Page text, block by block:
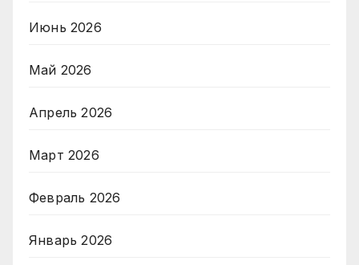
Июнь 2026
Май 2026
Апрель 2026
Март 2026
Февраль 2026
Январь 2026